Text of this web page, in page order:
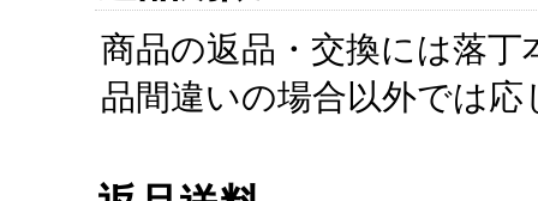
商品の返品・交換には落丁
品間違いの場合以外では